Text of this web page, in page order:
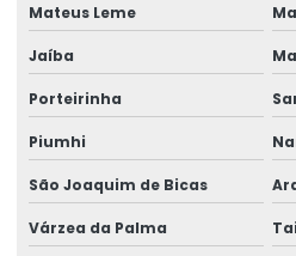
Higiene ocupacional segurança do
Higiene e segurança do trabalho
Higiene e segurança no trabalho
Impugnação de laudo de
Impugnação de laudo médico
Impugnação de laudo pericial
Mateus Leme
Jaíba
Porteirinha
Piumhi
São Joaquim de Bicas
Várzea da Palma